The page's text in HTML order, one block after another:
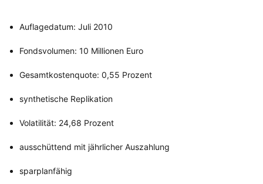
Auflagedatum: Juli 2010
Fondsvolumen: 10 Millionen Euro
Gesamtkostenquote: 0,55 Prozent
synthetische Replikation
Volatilität: 24,68 Prozent
ausschüttend mit jährlicher Auszahlung
sparplanfähig